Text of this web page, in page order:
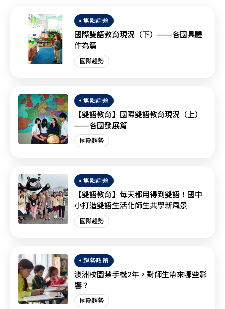
焦點話題
國際雙語教育現況（下）——各國具體
作為篇
國際趨勢
焦點話題
【雙語教育】國際雙語教育現況（上）
——各國發展篇
國際趨勢
焦點話題
【雙語教育】每天都用得到雙語！國中
小打造雙語生活化師生共學新風景
國際趨勢
趨勢政策
澳洲校園禁手機2年，對師生帶來哪些影
響？
國際趨勢